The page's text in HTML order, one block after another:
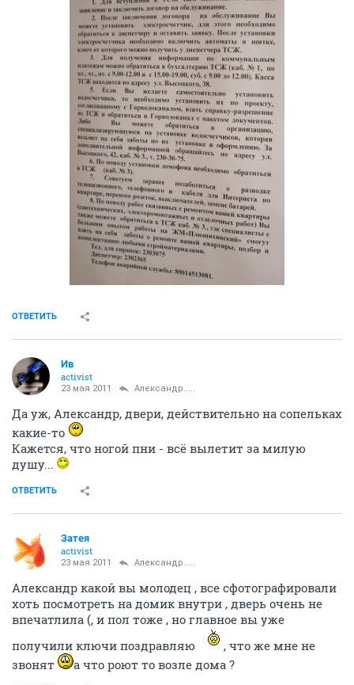
ОТВЕТИТЬ
Ив
activist
23 мая 2011 Александр.....
Да уж, Александр, двери, действительно на сопельках
какие-то
Кажется, что ногой пни - всё вылетит за милую
душу...
ОТВЕТИТЬ
Затея
activist
23 мая 2011 Александр.....
Александр какой вы молодец , все сфотографировали
хоть посмотреть на домик внутри , дверь очень не
впечатлила (, и пол тоже , но главное вы уже
получили ключи поздравляю
, что же мне не
звонят
а что роют то возле дома ?